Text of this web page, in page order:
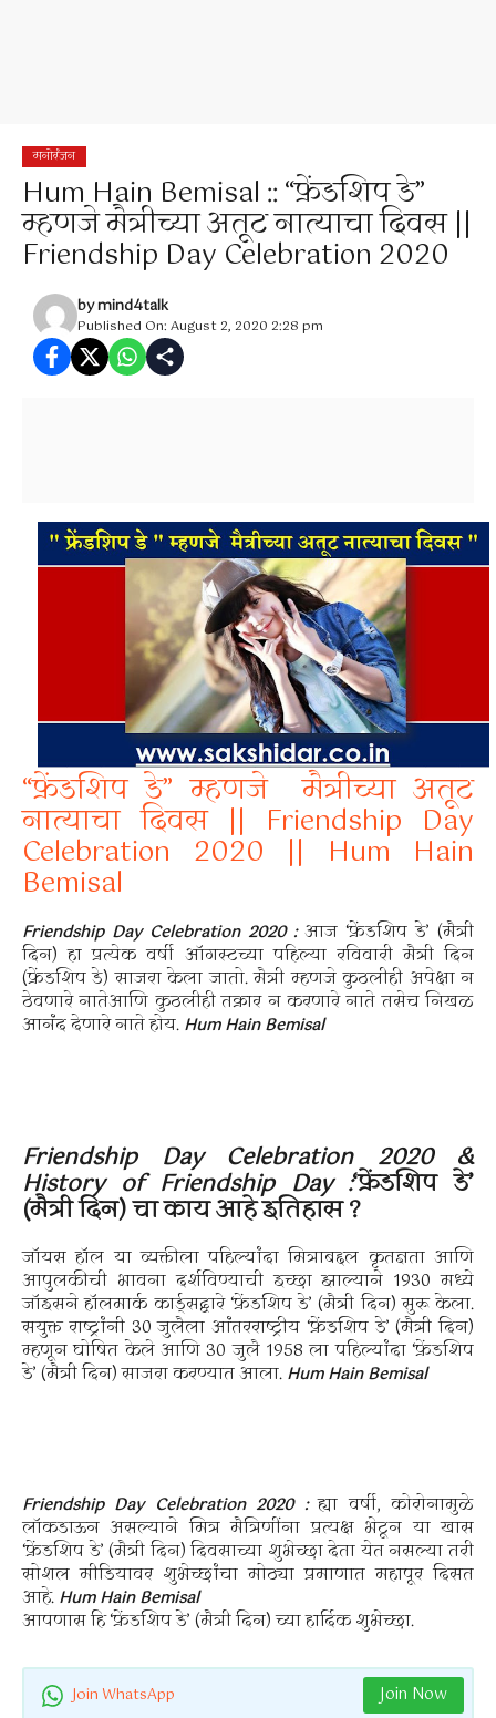
मनोरंजन
Hum Hain Bemisal :: “फ्रेंडशिप डे”
म्हणजे मैत्रीच्या अतूट नात्याचा दिवस ||
Friendship Day Celebration 2020
bymind4talk
Published On: August 2, 2020 2:28 pm
“फ्रेंडशिप डे” म्हणजे मैत्रीच्या अतूट
नात्याचा दिवस || Friendship Day
Celebration 2020 || Hum Hain
Bemisal
Friendship Day Celebration 2020 :आज ‘फ्रेंडशिप डे’ (मैत्री
दिन) हा प्रत्येक वर्षी ऑगस्टच्या पहिल्या रविवारी मैत्री दिन
(फ्रेंडशिप डे) साजरा केला जातो. मैत्री म्हणजे कुठलीही अपेक्षा न
ठेवणारे नातेआणि कुठलीही तक्रार न करणारे नाते तसेच निखळ
आनंद देणारे नाते होय. Hum Hain Bemisal
Friendship Day Celebration 2020 &
History of Friendship Day :‘फ्रेंडशिप डे’
(मैत्री दिन) चा काय आहे इतिहास ?
जॉयस हॉल या व्यक्तीला पहिल्यांदा मित्राबद्दल कृतज्ञता आणि
आपुलकीची भावना दर्शविण्याची इच्छा झाल्याने 1930 मध्ये
जॉइसने हॉलमार्क कार्ड्सद्वारे ‘फ्रेंडशिप डे’ (मैत्री दिन) सुरू केला.
सयुक्त राष्ट्रांनी 30 जुलैला आंतरराष्ट्रीय ‘फ्रेंडशिप डे’ (मैत्री दिन)
म्हणून घोषित केले आणि 30 जुलै 1958 ला पहिल्यांदा ‘फ्रेंडशिप
डे’ (मैत्री दिन) साजरा करण्यात आला. Hum Hain Bemisal
Friendship Day Celebration 2020 :ह्या वर्षी, कोरोनामुळे
लॉकडाऊन असल्याने मित्र मैत्रिणींना प्रत्यक्ष भेटून या खास
‘फ्रेंडशिप डे’ (मैत्री दिन) दिवसाच्या शुभेच्छा देता येत नसल्या तरी
सोशल मीडियावर शुभेच्छांचा मोठ्या प्रमाणात महापूर दिसत
आहे. Hum Hain Bemisal
आपणास हि ‘फ्रेंडशिप डे’ (मैत्री दिन) च्या हार्दिक शुभेच्छा.
Join WhatsApp Join Now